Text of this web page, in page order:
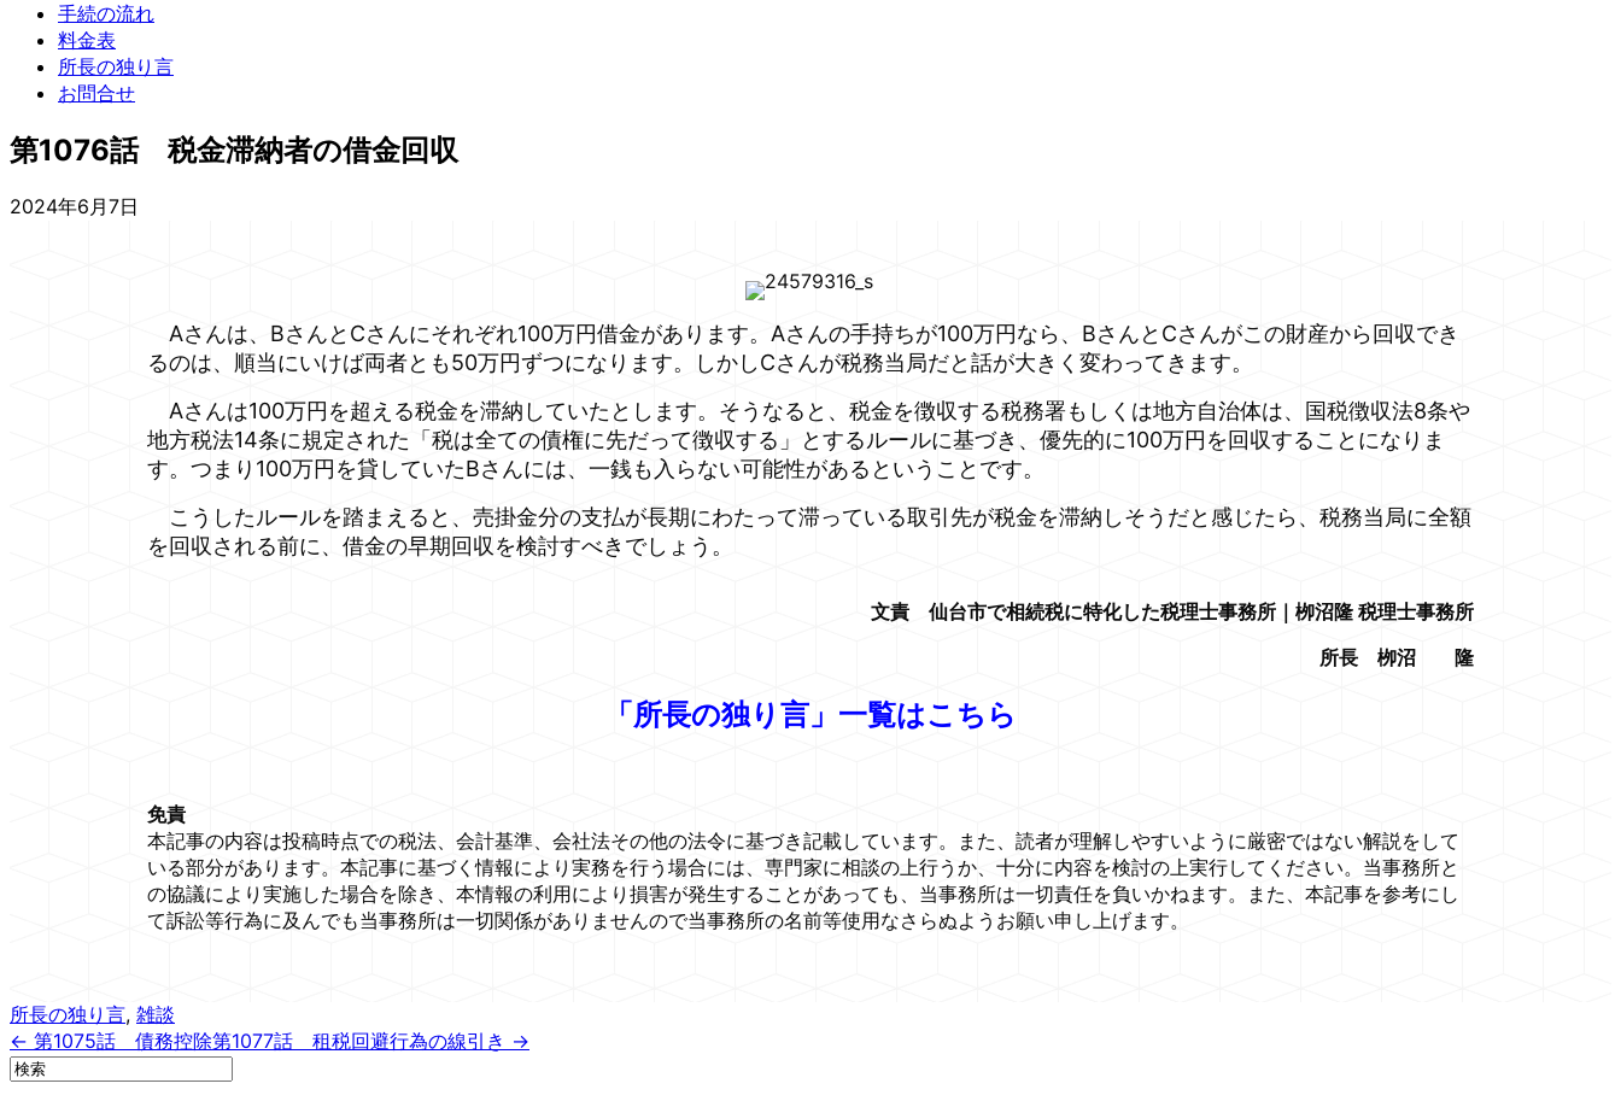
手続の流れ
料金表
所長の独り言
お問合せ
第1076話 税金滞納者の借金回収
2024年6月7日
Aさんは、BさんとCさんにそれぞれ100万円借金があります。Aさんの手持ちが100万円なら、BさんとCさんがこの財産から回収でき
るのは、順当にいけば両者とも50万円ずつになります。しかしCさんが税務当局だと話が大きく変わってきます。
Aさんは100万円を超える税金を滞納していたとします。そうなると、税金を徴収する税務署もしくは地方自治体は、国税徴収法8条や
地方税法14条に規定された「税は全ての債権に先だって徴収する」とするルールに基づき、優先的に100万円を回収することになりま
す。つまり100万円を貸していたBさんには、一銭も入らない可能性があるということです。
こうしたルールを踏まえると、売掛金分の支払が長期にわたって滞っている取引先が税金を滞納しそうだと感じたら、税務当局に全額
を回収される前に、借金の早期回収を検討すべきでしょう。
文責 仙台市で相続税に特化した税理士事務所｜栁沼隆 税理士事務所
所長 栁沼 隆
「所長の独り言」一覧はこちら
免責
本記事の内容は投稿時点での税法、会計基準、会社法その他の法令に基づき記載しています。また、読者が理解しやすいように厳密ではない解説をして
いる部分があります。本記事に基づく情報により実務を行う場合には、専門家に相談の上行うか、十分に内容を検討の上実行してください。当事務所と
の協議により実施した場合を除き、本情報の利用により損害が発生することがあっても、当事務所は一切責任を負いかねます。また、本記事を参考にし
て訴訟等行為に及んでも当事務所は一切関係がありませんので当事務所の名前等使用なさらぬようお願い申し上げます。
所長の独り言, 雑談
← 第1075話 債務控除第1077話 租税回避行為の線引き →